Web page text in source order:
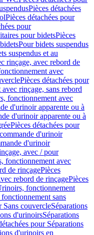
Pièces détachées
Pièces détachées pour
pour
pour bidetsPièces
Pour bidets suspendus
suspendus et au
rinçage, avec rebord de
avec
Pièces détachées pour
rinçage, sans rebord
fonctionnement avec
d'urinoir apparente ou à
d'urinoir apparente ou à
Pièces détachées pour
d'urinoir
d'urinoir
avec / pour
fonctionnement avec
de rinçagePièces
rebord de rinçagePièces
fonctionnement
sans
Sans couvercleSéparations
d'urinoirsSéparations
pour Séparations
d'urinoirs en